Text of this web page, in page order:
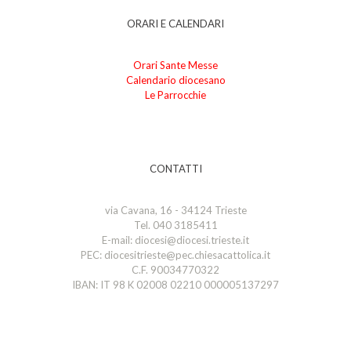
ORARI E CALENDARI
Orari Sante Messe
Calendario diocesano
Le Parrocchie
CONTATTI
via Cavana, 16 - 34124 Trieste
Tel. 040 3185411
E-mail: diocesi@diocesi.trieste.it
PEC: diocesitrieste@pec.chiesacattolica.it
C.F. 90034770322
IBAN: IT 98 K 02008 02210 000005137297